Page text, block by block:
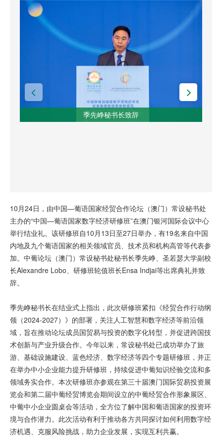
季先峥秘书长致辞
10月24日，由中国—葡语国家经贸合作论坛（澳门）常设秘书处
主办的“中国—葡语国家数字经济研修班”在澳门银河国际会议中心
举行结业礼。该研修班自10月13日至27日举办，有19名来自中国
内地及九个葡语国家的相关领域官员、技术员和机构高管等代表参
加。中葡论坛（澳门）常设秘书处秘书长季先峥、圣若瑟大学副校
长Alexandre Lobo、研修班轮值班长Ensa Indjai等出席典礼并致
辞。
季先峥秘书长在结业式上指出，此次研修班紧扣《经贸合作行动纲
领（2024‑2027）》的部署，关注人工智慧和数字经济等前沿领
域，旨在推动论坛成员国贸易与投资的数字化转型，并促进跨国技
术创新与产业升级合作。今年以来，常设秘书处已成功举办了旅
游、基础设施建设、蓝色经济、数字经济等四个专题研修班，并正
在举办中小企业能力提升研修班，持续促进中葡知识经验交流和多
领域务实合作。本次研修班亦参观在第三十届澳门国际贸易投资展
览会和第二届中葡经贸博览会期间设立的中葡经贸合作形象展区、
中葡中小企业圆桌会等活动，全方位了解中国和葡语国家的投资环
境与合作潜力。此次活动有利于推动各方共同探讨如何利用数字经
济机遇、克服风险挑战，助力企业发展，实现互利共赢。